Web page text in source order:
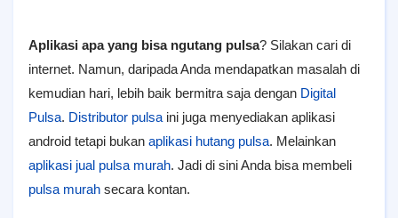
Aplikasi apa yang bisa ngutang pulsa? Silakan cari di
internet. Namun, daripada Anda mendapatkan masalah di
kemudian hari, lebih baik bermitra saja dengan Digital
Pulsa. Distributor pulsa ini juga menyediakan aplikasi
android tetapi bukan aplikasi hutang pulsa. Melainkan
aplikasi jual pulsa murah. Jadi di sini Anda bisa membeli
pulsa murah secara kontan.